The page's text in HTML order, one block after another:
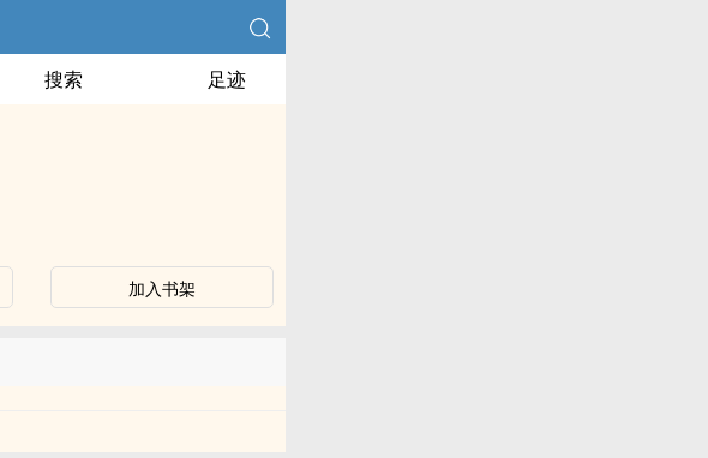
搜索 足迹
加入书架